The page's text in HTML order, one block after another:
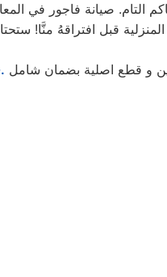
صيانة فاجور في
و قطع اصلية بضمان شامل